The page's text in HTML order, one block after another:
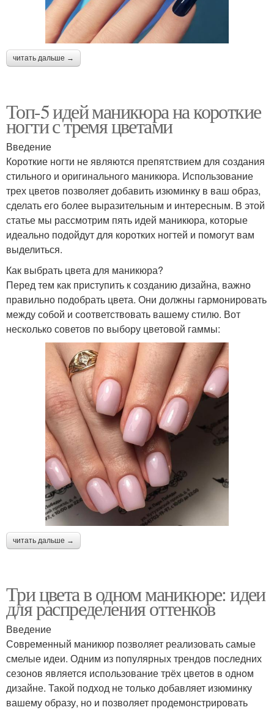
читать дальше →
Топ-5 идей маникюра на короткие
ногти с тремя цветами
Введение
Короткие ногти не являются препятствием для создания
стильного и оригинального маникюра. Использование
трех цветов позволяет добавить изюминку в ваш образ,
сделать его более выразительным и интересным. В этой
статье мы рассмотрим пять идей маникюра, которые
идеально подойдут для коротких ногтей и помогут вам
выделиться.
Как выбрать цвета для маникюра?
Перед тем как приступить к созданию дизайна, важно
правильно подобрать цвета. Они должны гармонировать
между собой и соответствовать вашему стилю. Вот
несколько советов по выбору цветовой гаммы:
читать дальше →
Три цвета в одном маникюре: идеи
для распределения оттенков
Введение
Современный маникюр позволяет реализовать самые
смелые идеи. Одним из популярных трендов последних
сезонов является использование трёх цветов в одном
дизайне. Такой подход не только добавляет изюминку
вашему образу, но и позволяет продемонстрировать